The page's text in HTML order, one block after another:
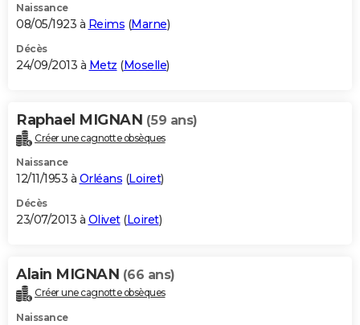
Naissance
08/05/1923 à Reims (Marne)
Décès
24/09/2013 à Metz (Moselle)
Raphael MIGNAN (59 ans)
Créer une cagnotte obsèques
Naissance
12/11/1953 à Orléans (Loiret)
Décès
23/07/2013 à Olivet(Loiret)
Alain MIGNAN (66 ans)
Créer une cagnotte obsèques
Naissance